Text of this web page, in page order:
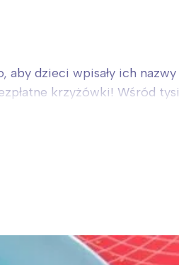
dzieci wpisały ich
krzyżówki! Wśród